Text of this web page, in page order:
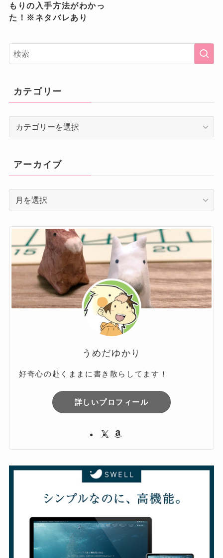
もりの入手方法がわかっ
た！※ネタバレあり
カテゴリー
リ
ー
アーカイブ
ブ
うめだゆかり
好奇心の赴くままに書き散らしてます！
詳しいプロフィール